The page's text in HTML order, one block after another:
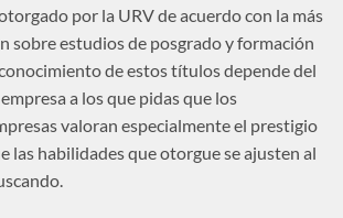
por la URV de acuerdo con la más
sobre estudios de posgrado y formación
de estos títulos depende del
a los que pidas que los
valoran especialmente el prestigio
las habilidades que otorgue se ajusten al